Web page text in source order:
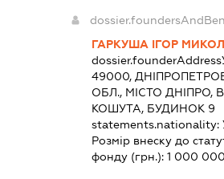
ГАРКУША ІГОР
dossier.founderAddress
49000,
ОБЛ., МІСТО ДНІПРО,
КОШУТА, БУДИНОК 9
statements.nationality:
Розмір внеску до
фонду (грн.):1 000 000